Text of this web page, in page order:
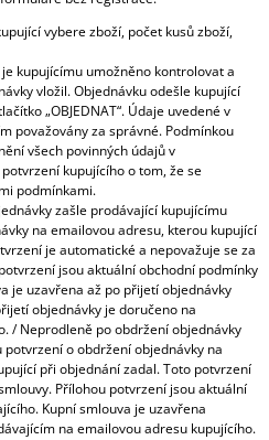
vybere zboží, počet kusů zboží,
kupujícímu umožněno kontrolovat a
vložil. Objednávku odešle kupující
„OBJEDNAT“. Údaje uvedené v
považovány za správné. Podmínkou
všech povinných údajů v
kupujícího o tom, že se
podmínkami.
zašle prodávající kupujícímu
na emailovou adresu, kterou kupující
je automatické a nepovažuje se za
jsou aktuální obchodní podmínky
je uzavřena až po přijetí objednávky
objednávky je doručeno na
/ Neprodleně po obdržení objednávky
o obdržení objednávky na
při objednání zadal. Toto potvrzení
Přílohou potvrzení jsou aktuální
Kupní smlouva je uzavřena
na emailovou adresu kupujícího.